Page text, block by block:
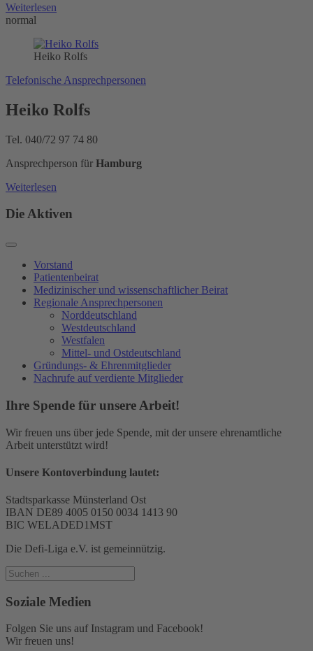
Weiterlesen
normal
Heiko Rolfs
Telefonische Ansprechpersonen
Heiko Rolfs
Tel. 040/72 97 74 80
Ansprechperson für Hamburg
Weiterlesen
Die Aktiven
Vorstand
Patientenbeirat
Medizinischer und wissenschaftlicher Beirat
Regionale Ansprechpersonen
Norddeutschland
Westdeutschland
Westfalen
Mittel- und Ostdeutschland
Gründungs- & Ehrenmitglieder
Nachrufe auf verdiente Mitglieder
Ihre Spende für unsere Arbeit!
Wir freuen uns über jede Spende, mit der unsere ehrenamtliche
Arbeit unterstützt wird!
Unsere Kontoverbindung lautet:
Stadtsparkasse Münsterland Ost
IBAN DE89 4005 0150 0034 1413 90
BIC WELADED1MST
Die Defi-Liga e.V. ist gemeinnützig.
Soziale Medien
Folgen Sie uns auf Instagram und Facebook!
Wir freuen uns!